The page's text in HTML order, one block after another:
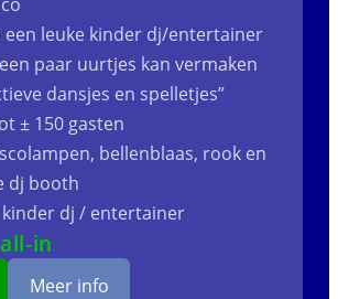
een leuke kinder dj/entertainer
paar uurtjes kan vermaken
dansjes en spelletjes”
± 150 gasten
bellenblaas, rook en
dj booth
kinder dj / entertainer
in
Meer info